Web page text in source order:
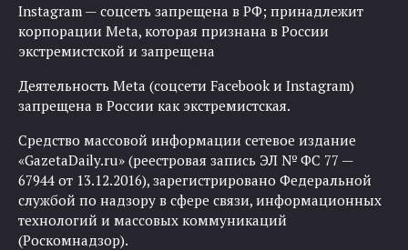
Instagram — соцсеть запрещена в РФ; принадлежит
корпорации Meta, которая признана в России
экстремистской и запрещена
Деятельность Meta (соцсети Facebook и Instagram)
запрещена в России как экстремистская.
Средство массовой информации сетевое издание
«GazetaDaily.ru» (реестровая запись ЭЛ № ФС 77 —
67944 от 13.12.2016), зарегистрировано Федеральной
службой по надзору в сфере связи, информационных
технологий и массовых коммуникаций
(Роскомнадзор).